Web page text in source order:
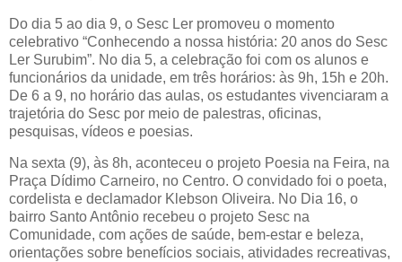
Do dia 5 ao dia 9, o Sesc Ler promoveu o momento
celebrativo “Conhecendo a nossa história: 20 anos do Sesc
Ler Surubim”. No dia 5, a celebração foi com os alunos e
funcionários da unidade, em três horários: às 9h, 15h e 20h.
De 6 a 9, no horário das aulas, os estudantes vivenciaram a
trajetória do Sesc por meio de palestras, oficinas,
pesquisas, vídeos e poesias.
Na sexta (9), às 8h, aconteceu o projeto Poesia na Feira, na
Praça Dídimo Carneiro, no Centro. O convidado foi o poeta,
cordelista e declamador Klebson Oliveira. No Dia 16, o
bairro Santo Antônio recebeu o projeto Sesc na
Comunidade, com ações de saúde, bem-estar e beleza,
orientações sobre benefícios sociais, atividades recreativas,